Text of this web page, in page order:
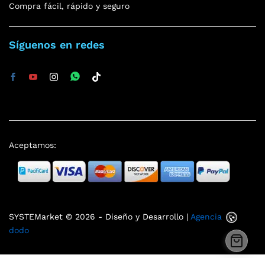
Compra fácil, rápido y seguro
Síguenos en redes
SYSTEMarket © 2026 - Diseño y Desarrollo | Agencia
dodo
Aceptamos: